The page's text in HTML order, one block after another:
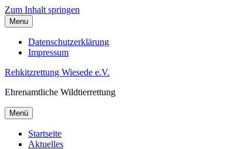
Zum Inhalt springen
Menu
Datenschutzerklärung
Impressum
Rehkitzrettung Wiesede e.V.
Ehrenamtliche Wildtierrettung
Menü
Startseite
Aktuelles